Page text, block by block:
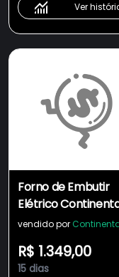
Ver
Forno de Embutir
Elétrico
80L com
(OC8EM)
vendido por
R$ 1.349,00
15 dias